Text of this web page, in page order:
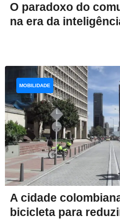
O paradoxo do
na era da
A cidade
bicicleta para
MOBILIDADE